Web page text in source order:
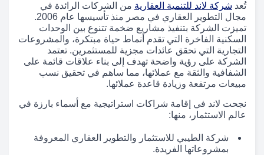
تُعد شركة لاند للتنمية العقارية من الشركات الرائدة في
مجال التطوير العقاري في مصر منذ تأسيسها عام 2006.
تميزت الشركة بتنفيذ مشاريع ضخمة تتنوع بين الوحدات
السكنية الفاخرة التي تقدم أنماط حياة مبتكرة، والمشروعات
التجارية التي تحقق عائدات مجزية للمستثمرين. تعتمد
الشركة على رؤية واضحة تهدف إلى بناء علاقات قائمة على
الشفافية والثقة مع عملائها، مما ساهم في تحقيق نسب
مبيعات مرتفعة وزيادة قاعدة عملائها.
نجحت لاند في إقامة شراكات استراتيجية مع أسماء بارزة في
عالم الاستثمار، منها:
شركة الطيبي للاستثمار والتطوير العقاري المعروفة
بمشروعاتها الفريدة.